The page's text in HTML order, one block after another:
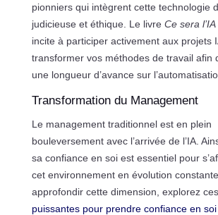
pionniers qui intègrent cette technologie
judicieuse et éthique. Le livre Ce sera
incite à participer activement aux projets
transformer vos méthodes de travail afin
une longueur d’avance sur
Transformation du Management
Le management traditionnel est en plein
bouleversement avec l’arrivée de l’IA.
sa confiance en soi est essentiel pour
cet environnement en évolution
approfondir cette dimension, explorez ces
puissantes pour prendre confiance en